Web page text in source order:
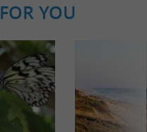
FOR YOU